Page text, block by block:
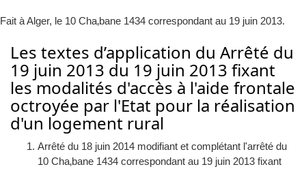
Fait à Alger, le 10 Cha‚bane 1434 correspondant au 19 juin 2013.
Les textes d’application du Arrêté du
19 juin 2013 du 19 juin 2013 fixant
les modalités d'accès à l'aide frontale
octroyée par l'Etat pour la réalisation
d'un logement rural
Arrêté du 18 juin 2014 modifiant et complétant l'arrêté du
10 Cha‚bane 1434 correspondant au 19 juin 2013 fixant